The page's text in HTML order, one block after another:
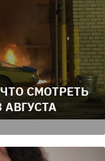
СМОТРЕТЬ
АВГУСТА